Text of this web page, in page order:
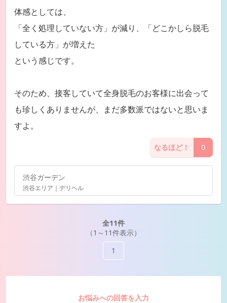
体感としては、
「全く処理していない方」が減り、「どこかしら脱毛
している方」が増えた
という感じです。
そのため、接客していて全身脱毛のお客様に出会って
も珍しくありませんが、まだ多数派ではないと思いま
すよ。
なるほど！ 0
渋谷ガーデン
渋谷エリア｜デリヘル
全11件
（1～11件表示）
1
お悩みへの回答を入力